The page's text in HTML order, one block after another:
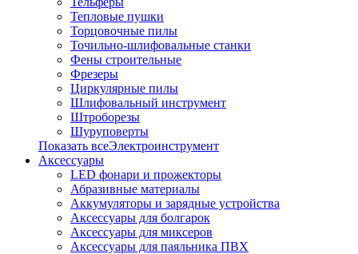
Тепловые пушки
Торцовочные пилы
Точильно-шлифовальные станки
Фены строительные
Фрезеры
Циркулярные пилы
Шлифовальный инструмент
Штроборезы
Шуруповерты
Показать всеЭлектроинструмент
Аксессуары
LED фонари и прожекторы
Абразивные материалы
Аккумуляторы и зарядные устройства
Аксессуары для болгарок
Аксессуары для миксеров
Аксессуары для паяльника ПВХ